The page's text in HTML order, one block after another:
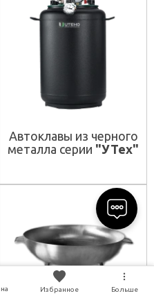
Избранное Больше
Автоклавы из черного
металла серии "УТех"